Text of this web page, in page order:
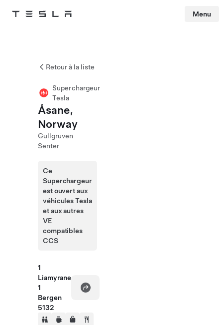
Tesla Menu
Retour à la liste
Superchargeur
Tesla
Åsane,
Norway
Gullgruven
Senter
Ce
Superchargeur
est ouvert aux
véhicules Tesla
et aux autres
VE
compatibles
CCS
1
Liamyrane
1
Bergen
5132